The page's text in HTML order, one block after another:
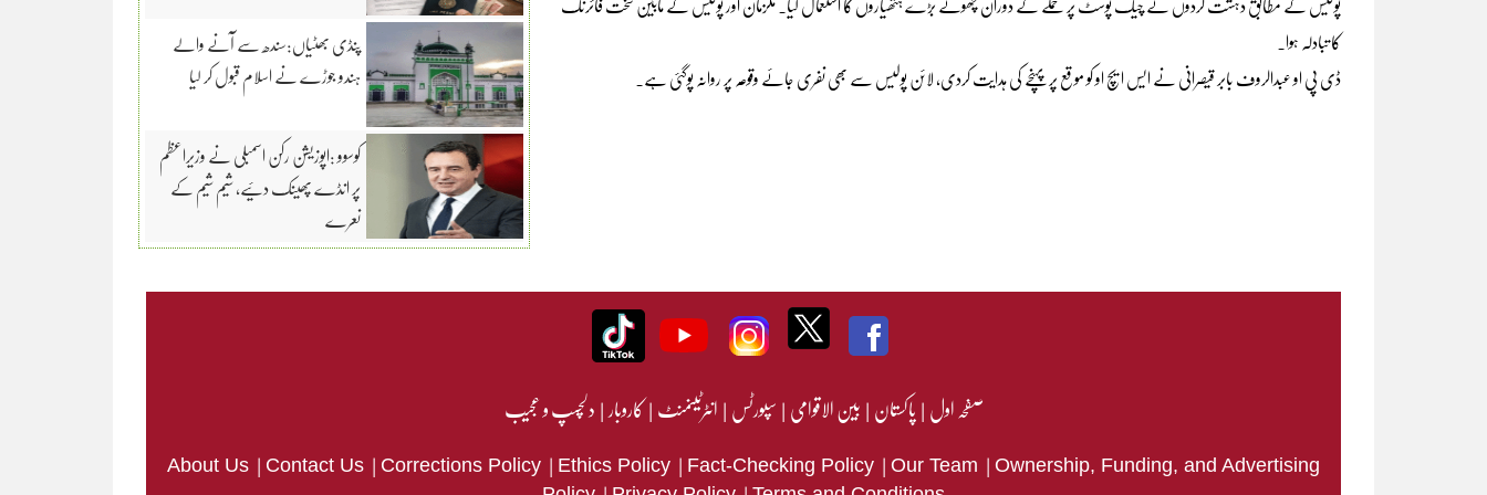
کا تبادلہ ہوا۔
ڈی پی او عبدالروف بابر قیصرانی نے ایس ایچ او کو موقع پر پہنچے کی ہدایت کردی، لائن پولیس سے بھی نفری جائے وقوعہ پر روانہ پوگئی ہے۔
پنڈی بھٹیاں:سندھ سے آنے والے
ہندو جوڑے نے اسلام قبول کر لیا
کوسوو :اپوزیشن رکن اسمبلی نے وزیراعظم
پر انڈے پھینک دئیے، شیم شیم کے
نعرے
صفحہ اول|پاکستان|بین الاقوامی|سپورٹس|انٹرٹینمنٹ|کاروبار|دلچسپ و عجیب
About Us | Contact Us | Corrections Policy | Ethics Policy | Fact-Checking Policy | Our Team | Ownership, Funding, and Advertising